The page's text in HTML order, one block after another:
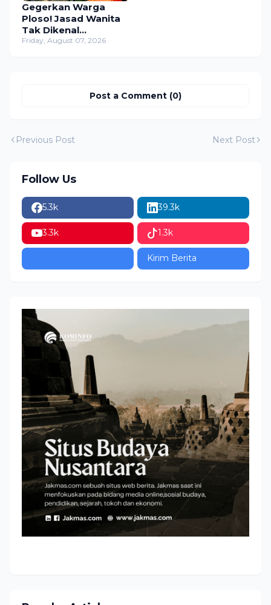
Gegerkan Warga
Ploso! Jasad Wanita
Tak Dikenal
Ditemukan
Friday, August 07, 2026
Post a Comment (0)
Previous Post Next Post
Follow Us
5.3k 39.3k
3.3k 1.3k
Kirim Berita